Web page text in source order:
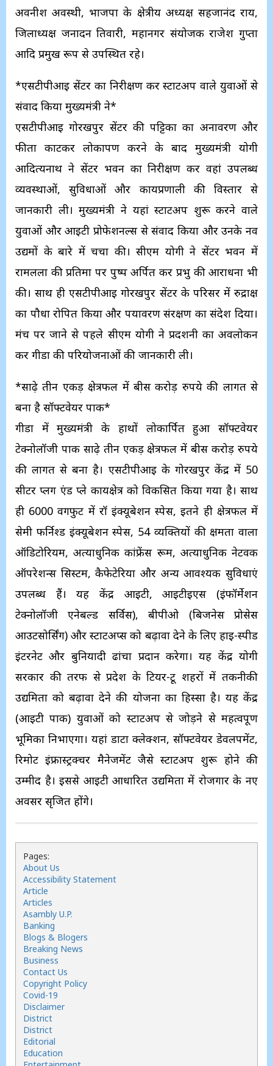
अवनीश अवस्थी, भाजपा के क्षेत्रीय अध्यक्ष सहजानंद राय,
जिलाध्यक्ष जनार्दन तिवारी, महानगर संयोजक राजेश गुप्ता
आदि प्रमुख रूप से उपस्थित रहे।
*एसटीपीआई सेंटर का निरीक्षण कर स्टार्टअप वाले युवाओं से
संवाद किया मुख्यमंत्री ने*
एसटीपीआई गोरखपुर सेंटर की पट्टिका का अनावरण और
फीता काटकर लोकार्पण करने के बाद मुख्यमंत्री योगी
आदित्यनाथ ने सेंटर भवन का निरीक्षण कर वहां उपलब्ध
व्यवस्थाओं, सुविधाओं और कार्यप्रणाली की विस्तार से
जानकारी ली। मुख्यमंत्री ने यहां स्टार्टअप शुरू करने वाले
युवाओं और आईटी प्रोफेशनल्स से संवाद किया और उनके नव
उद्यमों के बारे में चर्चा की। सीएम योगी ने सेंटर भवन में
रामलला की प्रतिमा पर पुष्प अर्पित कर प्रभु की आराधना भी
की। साथ ही एसटीपीआई गोरखपुर सेंटर के परिसर में रुद्राक्ष
का पौधा रोपित किया और पर्यावरण संरक्षण का संदेश दिया।
मंच पर जाने से पहले सीएम योगी ने प्रदर्शनी का अवलोकन
कर गीडा की परियोजनाओं की जानकारी ली।
*साढ़े तीन एकड़ क्षेत्रफल में बीस करोड़ रुपये की लागत से
बना है सॉफ्टवेयर पार्क*
गीडा में मुख्यमंत्री के हाथों लोकार्पित हुआ सॉफ्टवेयर
टेक्नोलॉजी पार्क साढ़े तीन एकड़ क्षेत्रफल में बीस करोड़ रुपये
की लागत से बना है। एसटीपीआई के गोरखपुर केंद्र में 50
सीटर प्लग एंड प्ले कार्यक्षेत्र को विकसित किया गया है। साथ
ही 6000 वर्गफुट में रॉ इंक्यूबेशन स्पेस, इतने ही क्षेत्रफल में
सेमी फर्निश्ड इंक्यूबेशन स्पेस, 54 व्यक्तियों की क्षमता वाला
ऑडिटोरियम, अत्याधुनिक कांफ्रेंस रूम, अत्याधुनिक नेटवर्क
ऑपरेशन्स सिस्टम, कैफेटेरिया और अन्य आवश्यक सुविधाएं
उपलब्ध हैं। यह केंद्र आईटी, आईटीईएस (इंफॉर्मेशन
टेक्नोलॉजी एनेबल्ड सर्विस), बीपीओ (बिजनेस प्रोसेस
आउटसोर्सिंग) और स्टार्टअप्स को बढ़ावा देने के लिए हाई-स्पीड
इंटरनेट और बुनियादी ढांचा प्रदान करेगा। यह केंद्र योगी
सरकार की तरफ से प्रदेश के टियर-टू शहरों में तकनीकी
उद्यमिता को बढ़ावा देने की योजना का हिस्सा है। यह केंद्र
(आईटी पार्क) युवाओं को स्टार्टअप से जोड़ने से महत्वपूर्ण
भूमिका निभाएगा। यहां डाटा क्लेक्शन, सॉफ्टवेयर डेवलपमेंट,
रिमोट इंफ्रास्ट्रक्चर मैनेजमेंट जैसे स्टार्टअप शुरू होने की
उम्मीद है। इससे आईटी आधारित उद्यमिता में रोजगार के नए
अवसर सृजित होंगे।
Pages:
About Us
Accessibility Statement
Article
Articles
Asambly U.P.
Banking
Blogs & Blogers
Breaking News
Business
Contact Us
Copyright Policy
Covid-19
Disclaimer
District
District
Editorial
Education